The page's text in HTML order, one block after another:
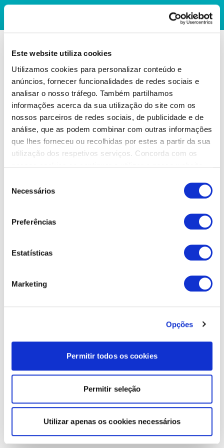
Este website utiliza cookies
Utilizamos cookies para personalizar conteúdo e
anúncios, fornecer funcionalidades de redes sociais e
analisar o nosso tráfego. Também partilhamos
informações acerca da sua utilização do site com os
nossos parceiros de redes sociais, de publicidade e de
análise, que as podem combinar com outras informações
que lhes forneceu ou recolhidas por estes a partir da sua
utilização dos respetivos serviços. Concorda com os
Necessários
Preferências
Estatísticas
Marketing
Opções
Permitir todos os cookies
Permitir seleção
Utilizar apenas os cookies necessários